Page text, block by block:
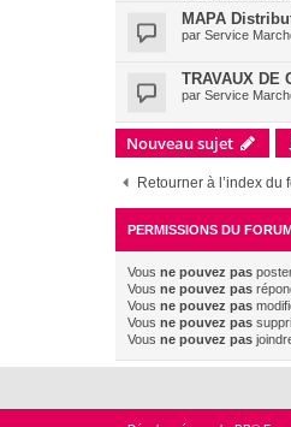
MAPA
par Service
TRAVAUX DE
par Service
Nouveau sujet
Retourner à l’index du
PERMISSIONS DU
Vous ne pouvez pas
Vous ne pouvez pas
Vous ne pouvez pas
Vous ne pouvez pas
Vous ne pouvez pas